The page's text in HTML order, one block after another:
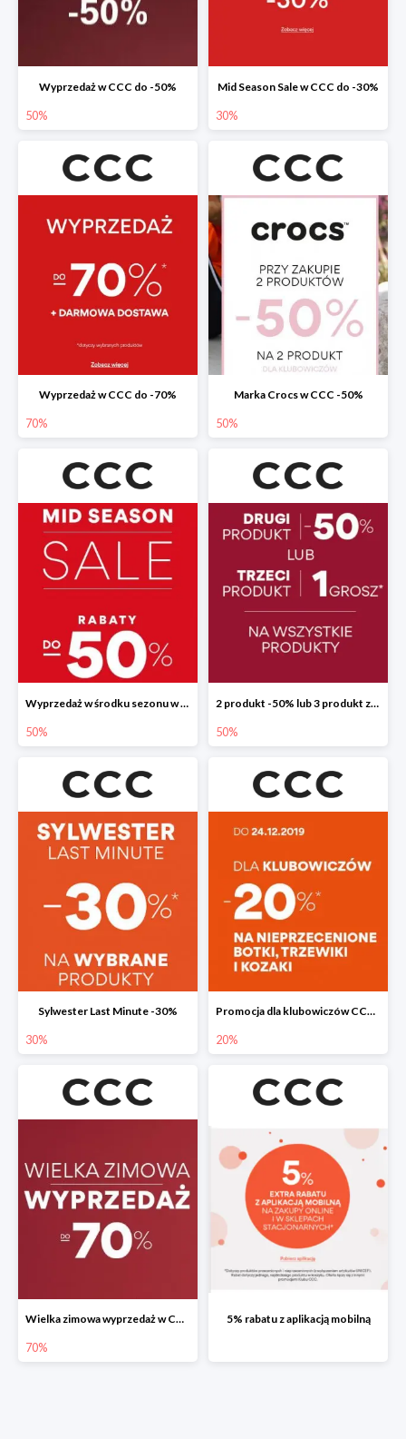
Wyprzedaż w CCC do -50%
50%
Mid Season Sale w CCC do -30%
30%
Wyprzedaż w CCC do -70%
70%
Marka Crocs w CCC -50%
50%
Wyprzedaż w środku sezonu w CCC do -50%
50%
2 produkt -50% lub 3 produkt za 1 grosz
50%
Sylwester Last Minute -30%
30%
Promocja dla klubowiczów CCC do -20%
20%
Wielka zimowa wyprzedaż w CCC do -70%
70%
5% rabatu z aplikacją mobilną